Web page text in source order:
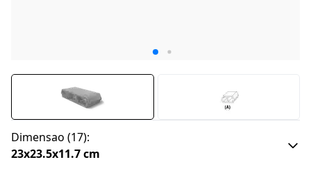
Dimensao (17):
23x23.5x11.7 cm